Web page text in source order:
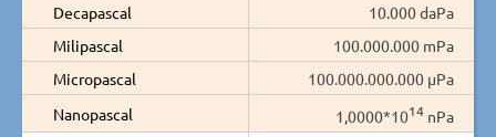
Decapascal
10.000 daPa
Milipascal
100.000.000 mPa
Micropascal
100.000.000.000 µPa
Nanopascal
1,0000*1014 nPa